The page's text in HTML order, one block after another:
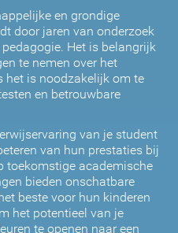
en grondige
door jaren van onderzoek
Het is belangrijk
te nemen over het
het is noodzakelijk om te
en betrouwbare
van je student
van hun prestaties bij
toekomstige academische
bieden onschatbare
beste voor hun kinderen
het potentieel van je
te openen naar een